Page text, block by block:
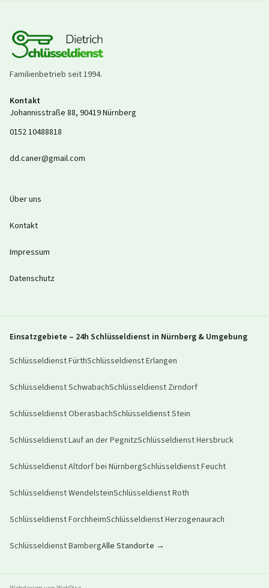
Familienbetrieb seit1994.
Kontakt
Johannisstraße 88, 90419Nürnberg
0152 10488818
dd.caner@gmail.com
Über uns
Kontakt
Impressum
Datenschutz
Einsatzgebiete – 24h Schlüsseldienst in Nürnberg & Umgebung
SchlüsseldienstFürthSchlüsseldienstErlangen
SchlüsseldienstSchwabachSchlüsseldienst Zirndorf
SchlüsseldienstOberasbachSchlüsseldienstStein
SchlüsseldienstLauf an der PegnitzSchlüsseldienstHersbruck
SchlüsseldienstAltdorf bei NürnbergSchlüsseldienstFeucht
SchlüsseldienstWendelsteinSchlüsseldienstRoth
SchlüsseldienstForchheimSchlüsseldienstHerzogenaurach
SchlüsseldienstBambergAlle Standorte →